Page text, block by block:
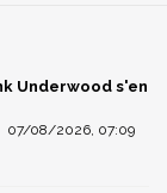
Underwood s'en
07/08/2026, 07:09